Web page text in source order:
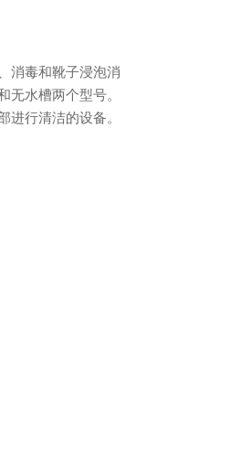
消毒和靴子浸泡消
无水槽两个型号。
进行清洁的设备。